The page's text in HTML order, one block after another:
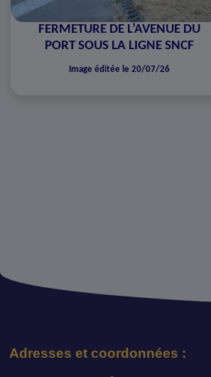
FERMETURE DE L’AVENUE DU
PORT SOUS LA LIGNE SNCF
Image éditée le 20/07/26
Adresses et coordonnées :